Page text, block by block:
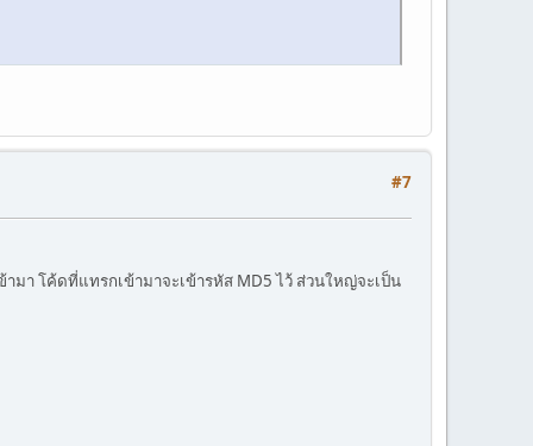
#7
า โค้ดที่แทรกเข้ามาจะเข้ารหัส MD5 ไว้ ส่วนใหญ่จะเป็น